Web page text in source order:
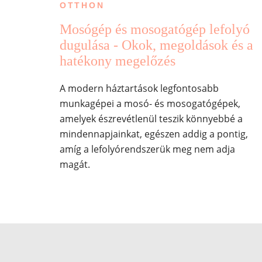
OTTHON
Mosógép és mosogatógép lefolyó
dugulása - Okok, megoldások és a
hatékony megelőzés
A modern háztartások legfontosabb
munkagépei a mosó- és mosogatógépek,
amelyek észrevétlenül teszik könnyebbé a
mindennapjainkat, egészen addig a pontig,
amíg a lefolyórendszerük meg nem adja
magát.